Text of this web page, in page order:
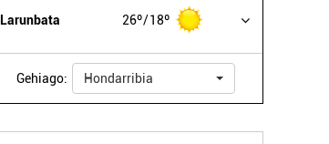
Larunbata 26º 18º
Gehiago: Hondarribia